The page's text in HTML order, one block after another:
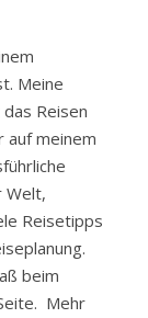
Meine
Reisen
auf meinem
Welt,
Reisetipps
beim
Mehr